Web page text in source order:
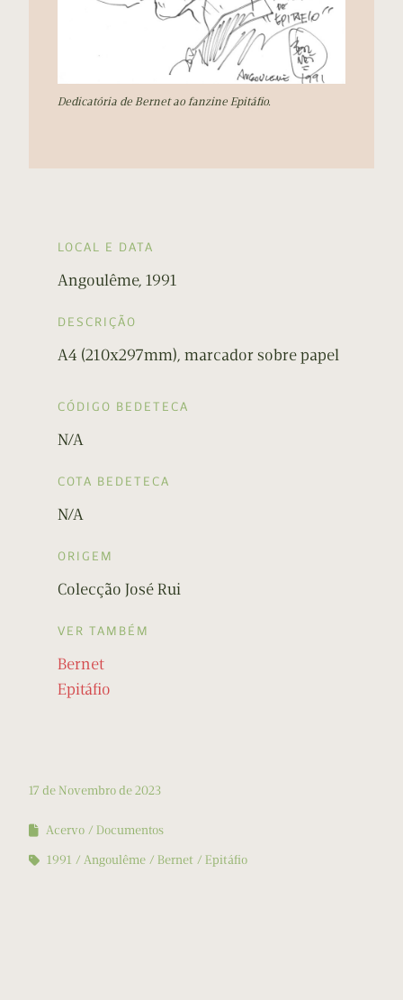
Dedicatória de Bernet ao fanzine Epitáfio.
LOCAL E DATA
Angoulême, 1991
DESCRIÇÃO
A4 (210x297mm), marcador sobre papel
CÓDIGO BEDETECA
N/A
COTA BEDETECA
N/A
ORIGEM
Colecção José Rui
VER TAMBÉM
Bernet
Epitáfio
17 de Novembro de 2023
Acervo
Documentos
1991
Angoulême Bernet Epitáfio